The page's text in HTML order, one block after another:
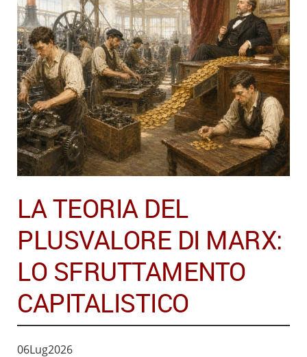
LA TEORIA DEL
PLUSVALORE DI MARX:
LO SFRUTTAMENTO
CAPITALISTICO
06Lug2026